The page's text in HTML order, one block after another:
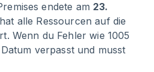
endete am 23.
alle Ressourcen auf die
Wenn du Fehler wie 1005
verpasst und musst